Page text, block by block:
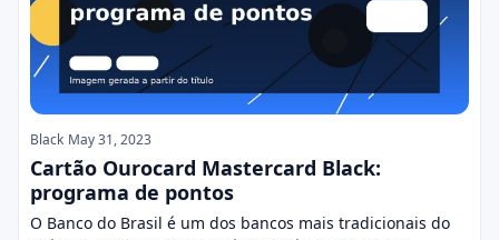
Black May 31, 2023
Cartão Ourocard Mastercard Black:
programa de pontos
O Banco do Brasil é um dos bancos mais tradicionais do